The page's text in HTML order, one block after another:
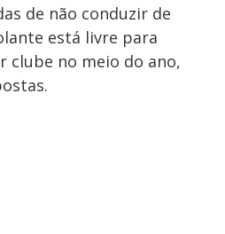
de não conduzir de
está livre para
clube no meio do ano,